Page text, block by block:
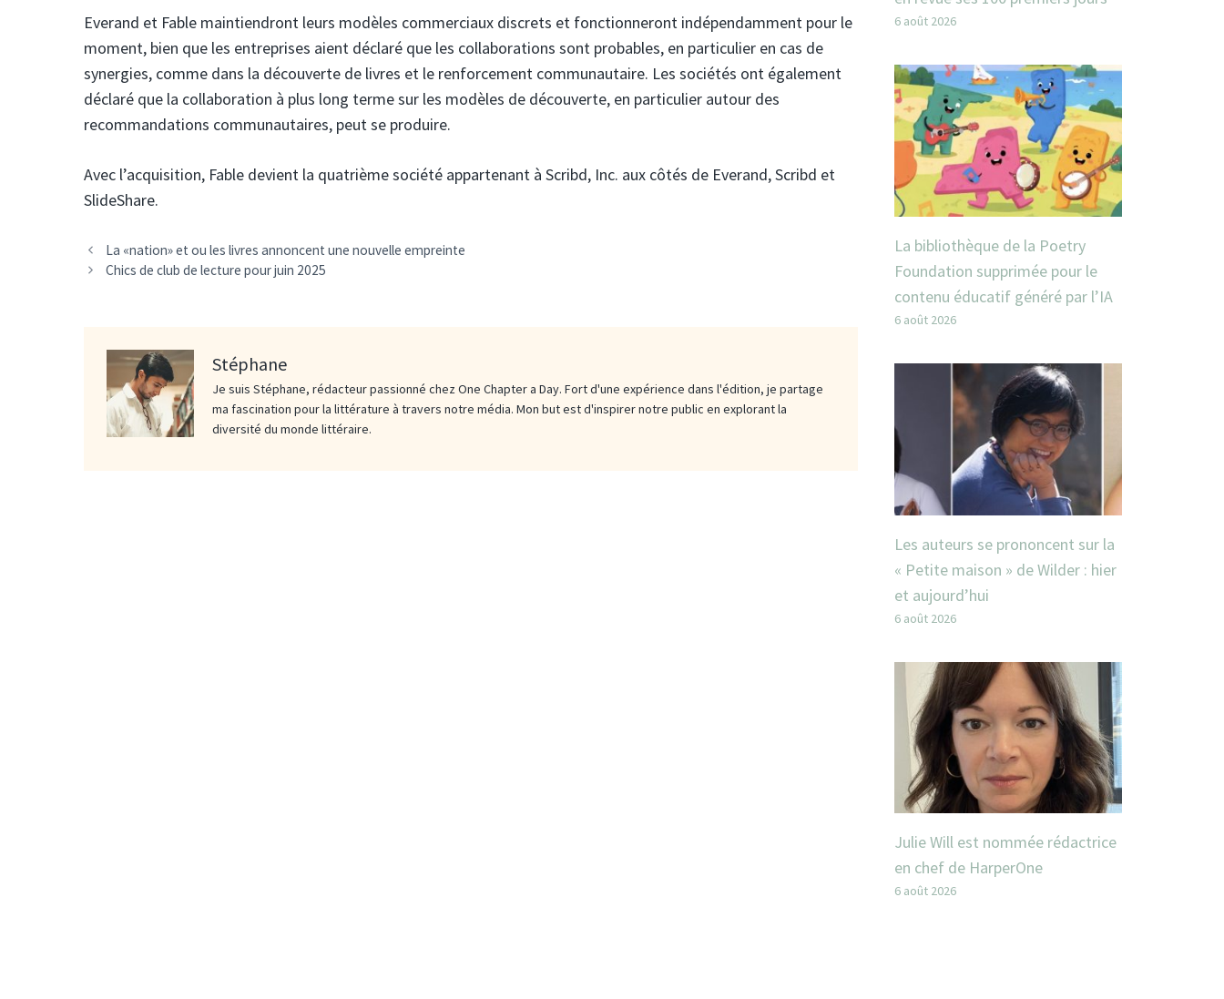
Everand et Fable maintiendront leurs modèles commerciaux discrets et fonctionneront indépendamment pour le
moment, bien que les entreprises aient déclaré que les collaborations sont probables, en particulier en cas de
synergies, comme dans la découverte de livres et le renforcement communautaire. Les sociétés ont également
déclaré que la collaboration à plus long terme sur les modèles de découverte, en particulier autour des
recommandations communautaires, peut se produire.
Avec l’acquisition, Fable devient la quatrième société appartenant à Scribd, Inc. aux côtés de Everand, Scribd et
SlideShare.
La «nation» et ou les livres annoncent une nouvelle empreinte
Chics de club de lecture pour juin 2025
Stéphane
Je suis Stéphane, rédacteur passionné chez One Chapter a Day. Fort d'une expérience dans l'édition, je partage
ma fascination pour la littérature à travers notre média. Mon but est d'inspirer notre public en explorant la
diversité du monde littéraire.
6 août 2026
La bibliothèque de la Poetry
Foundation supprimée pour le
contenu éducatif généré par l’IA
6 août 2026
Les auteurs se prononcent sur la
« Petite maison » de Wilder : hier
et aujourd’hui
6 août 2026
Julie Will est nommée rédactrice
en chef de HarperOne
6 août 2026